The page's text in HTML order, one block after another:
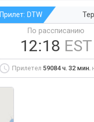
Прилет: DTW
По рассписанию
12:18 EST
Прилетел 59084 ч. 32 мин.